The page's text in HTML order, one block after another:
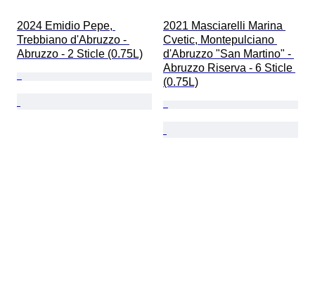
2024 Emidio Pepe,
Trebbiano d'Abruzzo -
Abruzzo - 2 Sticle (0.75L)
2021 Masciarelli Marina
Cvetic, Montepulciano
d'Abruzzo "San Martino" -
Abruzzo Riserva - 6 Sticle
(0.75L)